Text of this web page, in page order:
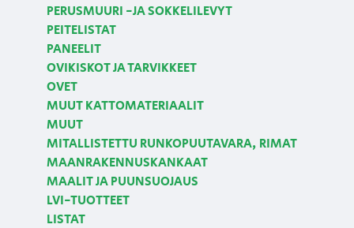
PERUSMUURI -JA SOKKELILEVYT
PEITELISTAT
PANEELIT
OVIKISKOT JA TARVIKKEET
OVET
MUUT KATTOMATERIAALIT
MUUT
MITALLISTETTU RUNKOPUUTAVARA, RIMAT
MAANRAKENNUSKANKAAT
MAALIT JA PUUNSUOJAUS
LVI-TUOTTEET
LISTAT